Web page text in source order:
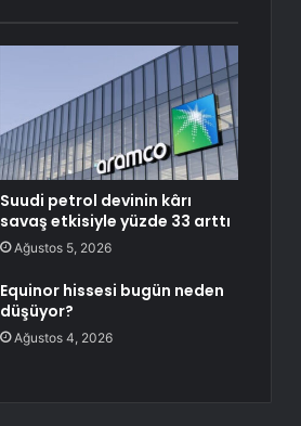
Suudi petrol devinin kârı
savaş etkisiyle yüzde 33 arttı
Ağustos 5, 2026
Equinor hissesi bugün neden
düşüyor?
Ağustos 4, 2026